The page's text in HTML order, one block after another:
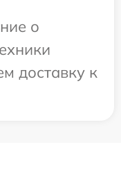
о
доставку к